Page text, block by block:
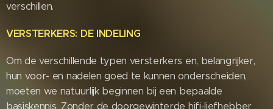
verschillen.
VERSTERKERS: DE INDELING
Om de verschillende typen versterkers en, belangrijker,
hun voor- en nadelen goed te kunnen onderscheiden,
moeten we natuurlijk beginnen bij een bepaalde
basiskennis. Zonder de doorgewinterde hifi-liefhebber